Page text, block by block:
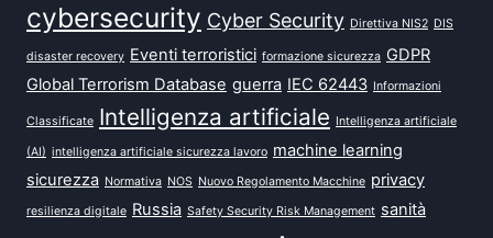
cybersecurity Cyber Security Direttiva NIS2 DIS
disaster recovery Eventi terroristici formazione sicurezza GDPR
Global Terrorism Database guerra IEC 62443 Informazioni
Classificate Intelligenza artificiale Intelligenza artificiale
(AI) intelligenza artificiale sicurezza lavoro machine learning
sicurezza Normativa NOS Nuovo Regolamento Macchine privacy
resilienza digitale Russia Safety Security Risk Management sanità